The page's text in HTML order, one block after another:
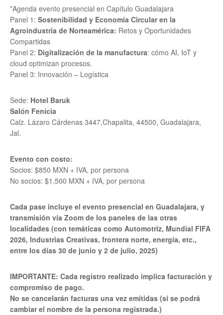
*Agenda evento presencial en Capítulo Guadalajara
Panel 1: Sostenibilidad y Economía Circular en la
Agroindustria de Norteamérica: Retos y Oportunidades
Compartidas
Panel 2: Digitalización de la manufactura: cómo AI, IoT y
cloud optimizan procesos.
Panel 3: Innovación – Logística
Sede: Hotel Baruk
Salón Fenicia
Calz. Lázaro Cárdenas 3447,Chapalita, 44500, Guadalajara,
Jal.
Evento con costo:
Socios: $850 MXN + IVA, por persona
No socios: $1,500 MXN + IVA, por persona
Cada pase incluye el evento presencial en Guadalajara, y
transmisión vía Zoom de los paneles de las otras
localidades (con temáticas como Automotriz, Mundial FIFA
2026, Industrias Creativas, frontera norte, energía, etc.,
entre los días 30 de junio y 2 de julio, 2025)
IMPORTANTE: Cada registro realizado implica facturación y
compromiso de pago.
No se cancelarán facturas una vez emitidas (sí se podrá
cambiar el nombre de la persona registrada.)